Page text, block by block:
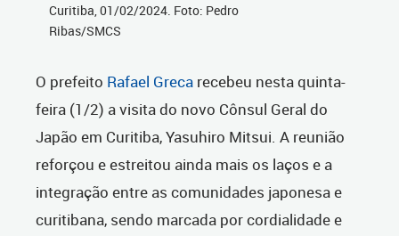
Curitiba, 01/02/2024. Foto: Pedro
Ribas/SMCS
O prefeito Rafael Greca recebeu nesta quinta-
feira (1/2) a visita do novo Cônsul Geral do
Japão em Curitiba, Yasuhiro Mitsui. A reunião
reforçou e estreitou ainda mais os laços e a
integração entre as comunidades japonesa e
curitibana, sendo marcada por cordialidade e